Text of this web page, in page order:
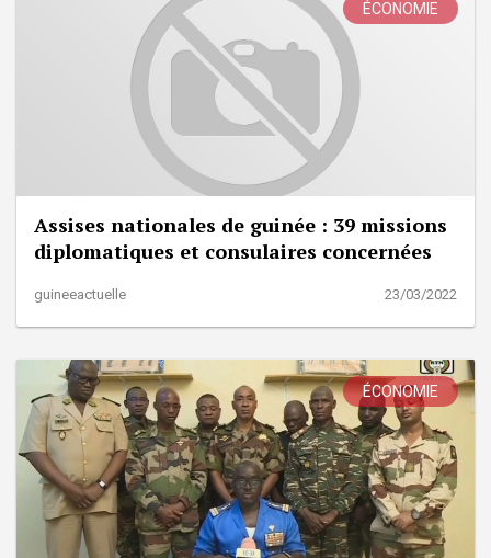
ÉCONOMIE
Assises nationales de guinée : 39 missions
diplomatiques et consulaires concernées
guineeactuelle 23/03/2022
ÉCONOMIE